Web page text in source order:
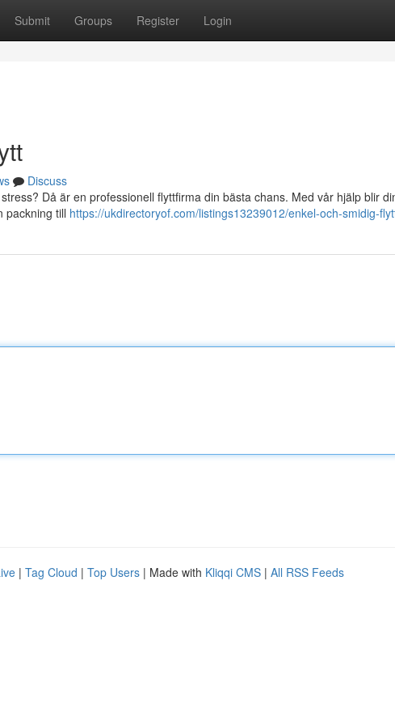
Submit Groups Register Login
Discuss
Då är en professionell flyttfirma din bästa chans. Med vår hjälp blir
packning till https://ukdirectoryof.com/listings13239012/enkel-och-smidig-
| Tag Cloud | Top Users | Made with Kliqqi CMS | All RSS Feeds